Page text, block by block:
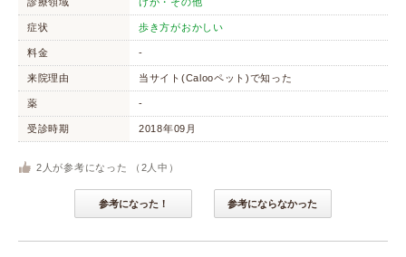
症状 歩き方がおかしい
料金 -
来院理由 当サイト(Calooペット)で知った
薬 -
受診時期 2018年09月
2 人が参考になった （ 2 人中）
参考になった！ 参考にならなかった